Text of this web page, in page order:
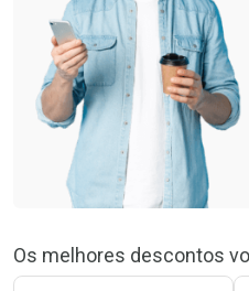
Os melhores descontos